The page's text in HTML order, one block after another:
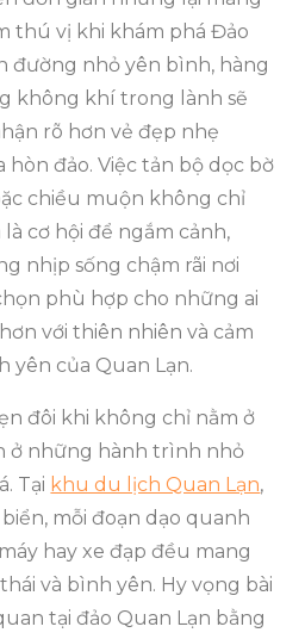
thú vị khi khám phá Đảo
đường nhỏ yên bình, hàng
không khí trong lành sẽ
rõ hơn vẻ đẹp nhẹ
hòn đảo. Việc tản bộ dọc bờ
chiều muộn không chỉ
cơ hội để ngắm cảnh,
nhịp sống chậm rãi nơi
phù hợp cho những ai
với thiên nhiên và cảm
yên của Quan Lạn.
đôi khi không chỉ nằm ở
ở những hành trình nhỏ
Tại khu du lịch Quan Lạn,
mỗi đoạn dạo quanh
hay xe đạp đều mang
và bình yên. Hy vọng bài
tại đảo Quan Lạn bằng